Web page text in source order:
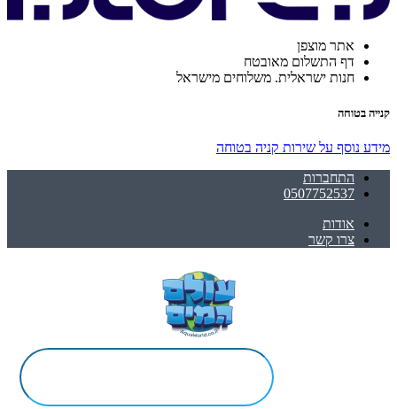
אתר מוצפן
דף התשלום מאובטח
חנות ישראלית. משלוחים מישראל
קנייה בטוחה
מידע נוסף על שירות קניה בטוחה
התחברות
0507752537
אודות
צרו קשר